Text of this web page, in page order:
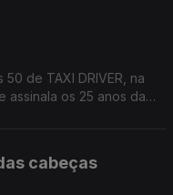
de TAXI DRIVER, na
assinala os 25 anos da
cabeças